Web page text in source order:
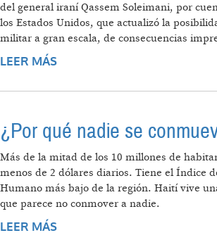
del general iraní Qassem Soleimani, por
los Estados Unidos, que actualizó la
militar a gran escala, de consecuencias
LEER MÁS
¿Por qué nadie se
Más de la mitad de los 10 millones de
menos de 2 dólares diarios. Tiene el Índice
Humano más bajo de la región. Haití vive
que parece no conmover a nadie.
LEER MÁS